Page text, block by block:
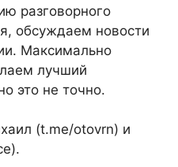
разговорного
обсуждаем новости
Максимально
лучший
это не точно.
(t.me/otovrn) и